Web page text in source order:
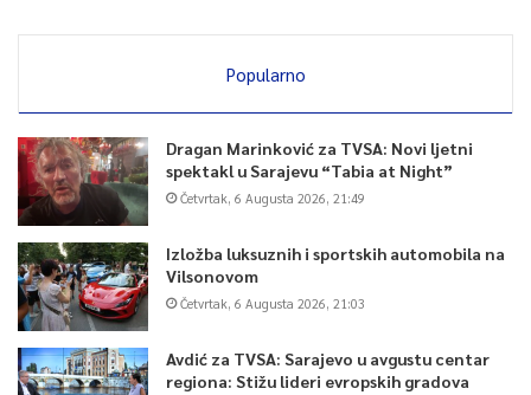
Popularno
Dragan Marinković za TVSA: Novi ljetni
spektakl u Sarajevu “Tabia at Night”
Četvrtak, 6 Augusta 2026, 21:49
Izložba luksuznih i sportskih automobila na
Vilsonovom
Četvrtak, 6 Augusta 2026, 21:03
Avdić za TVSA: Sarajevo u avgustu centar
regiona: Stižu lideri evropskih gradova